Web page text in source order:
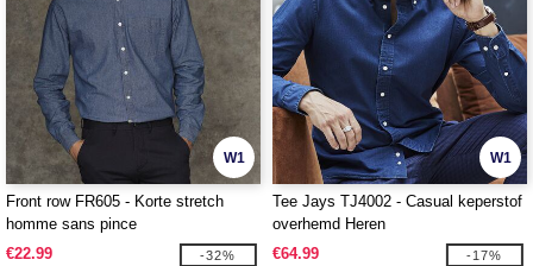
W1
Front row FR605 - Korte stretch
homme sans pince
€22.99
-32%
W1
Tee Jays TJ4002 - Casual keperstof
overhemd Heren
€64.99
-17%